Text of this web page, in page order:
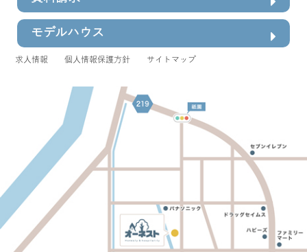
モデルハウス
求人情報 個人情報保護方針 サイトマップ